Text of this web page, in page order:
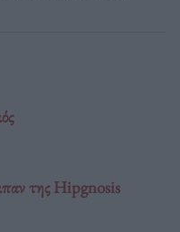
της Hipgnosis